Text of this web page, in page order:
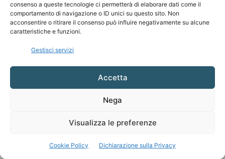
consenso a queste tecnologie ci permetterà di elaborare dati come il
comportamento di navigazione o ID unici su questo sito. Non
acconsentire o ritirare il consenso può influire negativamente su alcune
caratteristiche e funzioni.
Gestisci servizi
Accetta
Nega
Visualizza le preferenze
Cookie Policy Dichiarazione sulla Privacy